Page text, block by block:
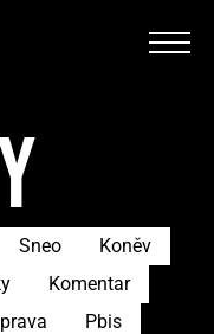
Sneo
Koněv
Komentar
Pbis